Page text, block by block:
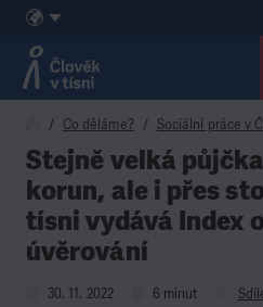
Přeskočit na obsah
Co děláme? Sociální práce v
Stejně velká
korun, ale i přes
tísni vydává Index
úvěrování
30. 11. 2022 6 minut